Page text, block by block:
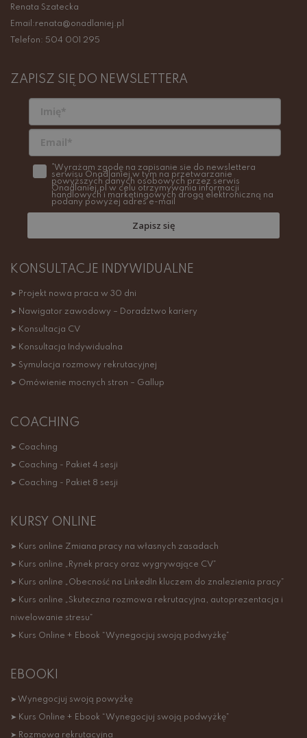
Renata Szatecka
Email:renata@onadlaniej.pl
Telefon: 504 001 295
ZAPISZ SIĘ DO NEWSLETTERA
*Wyrażam zgodę na zapisanie sie do newslettera
serwisu Onadlaniej w tym na przetwarzanie
powyższych danych osobowych przez serwis
Onadlaniej.pl w celu otrzymywania informacji
handlowych i marketingowych drogą elektroniczną na
podany powyżej adres e-mail
Zapisz się
KONSULTACJE INDYWIDUALNE
➤ Projekt nowa praca w 30 dni
➤ Nawigator zawodowy – Doradztwo kariery
➤ Konsultacja CV
➤ Konsultacja Indywidualna
➤ Symulacja rozmowy rekrutacyjnej
➤ Omówienie mocnych stron – Gallup
COACHING
➤ Coaching
➤ Coaching - Pakiet 4 sesji
➤ Coaching - Pakiet 8 sesji
KURSY ONLINE
➤ Kurs online Zmiana pracy na własnych zasadach
➤ Kurs online „Rynek pracy oraz wygrywające CV”
➤ Kurs online „Obecność na LinkedIn kluczem do znalezienia pracy”
➤ Kurs online „Skuteczna rozmowa rekrutacyjna, autoprezentacja i
niwelowanie stresu”
➤ Kurs Online + Ebook “Wynegocjuj swoją podwyżkę”
EBOOKI
➤ Wynegocjuj swoją powyżkę
➤ Kurs Online + Ebook “Wynegocjuj swoją podwyżkę”
➤ Rozmowa rekrutacyjna